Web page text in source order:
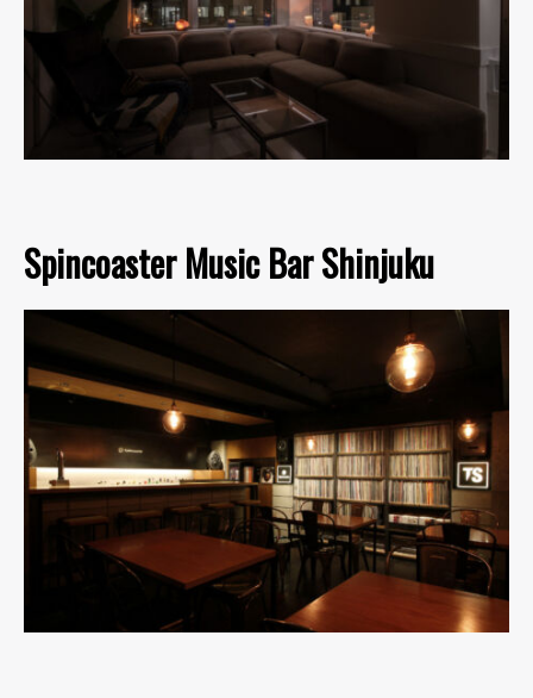
Spincoaster Music Bar Shinjuku